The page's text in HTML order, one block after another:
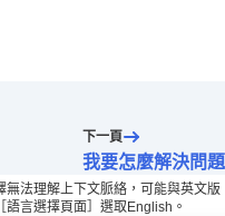
下一頁
我要怎麼解決問
法理解上下文脈絡，可能與英文版
言選擇頁面］選取English。